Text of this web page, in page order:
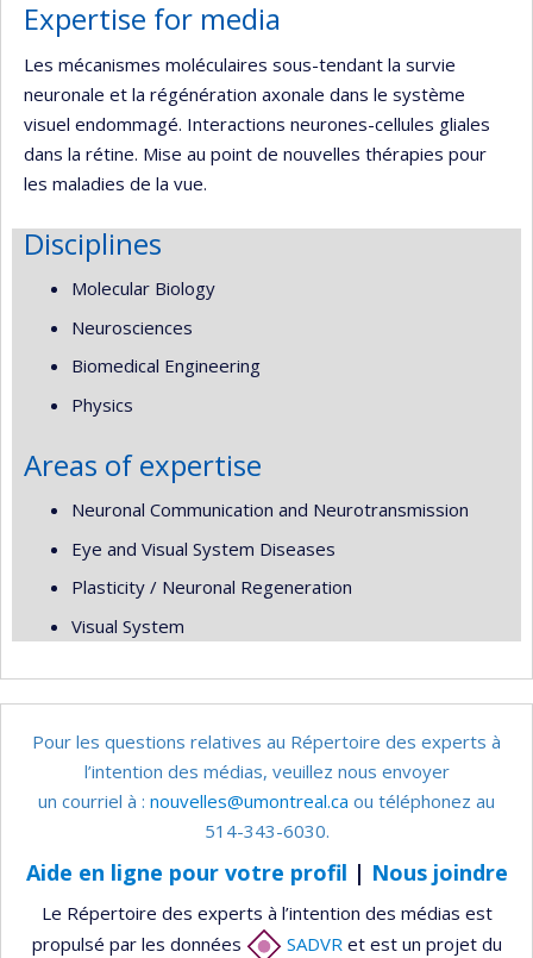
Expertise for media
Les mécanismes moléculaires sous-tendant la survie
neuronale et la régénération axonale dans le système
visuel endommagé. Interactions neurones-cellules gliales
dans la rétine. Mise au point de nouvelles thérapies pour
les maladies de la vue.
Disciplines
Molecular Biology
Neurosciences
Biomedical Engineering
Physics
Areas of expertise
Neuronal Communication and Neurotransmission
Eye and Visual System Diseases
Plasticity / Neuronal Regeneration
Visual System
Pour les questions relatives au Répertoire des experts à
l’intention des médias, veuillez nous envoyer
un courriel à : nouvelles@umontreal.ca ou téléphonez au
514-343-6030.
Aide en ligne pour votre profil | Nous joindre
Le Répertoire des experts à l’intention des médias est
propulsé par les données
SADVRet est un projet du